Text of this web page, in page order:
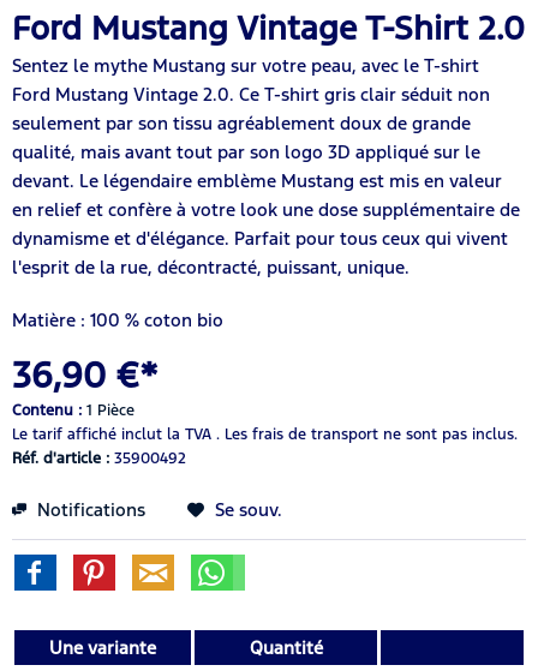
Ford Mustang Vintage T-Shirt 2.0
Sentez le mythe Mustang sur votre peau, avec le T-shirt
Ford Mustang Vintage 2.0. Ce T-shirt gris clair séduit non
seulement par son tissu agréablement doux de grande
qualité, mais avant tout par son logo 3D appliqué sur le
devant. Le légendaire emblème Mustang est mis en valeur
en relief et confère à votre look une dose supplémentaire de
dynamisme et d'élégance. Parfait pour tous ceux qui vivent
l'esprit de la rue, décontracté, puissant, unique.
Matière : 100 % coton bio
36,90 €*
Contenu : 1 Pièce
Le tarif affiché inclut la TVA . Les frais de transport ne sont pas inclus.
Réf. d'article : 35900492
Notifications Se souv.
Une variante
Quantité